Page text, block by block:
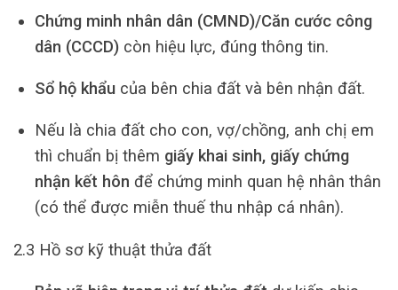
Chứng minh nhân dân (CMND)/Căn cước công
dân (CCCD)còn hiệu lực, đúng thông tin.
Sổ hộ khẩucủa bên chia đất và bên nhận đất.
Nếu là chia đất cho con, vợ/chồng, anh chị em
thì chuẩn bị thêm giấy khai sinh, giấy chứng
nhận kết hôn để chứng minh quan hệ nhân thân
(có thể được miễn thuế thu nhập cá nhân).
2.3 Hồ sơ kỹ thuật thửa đất